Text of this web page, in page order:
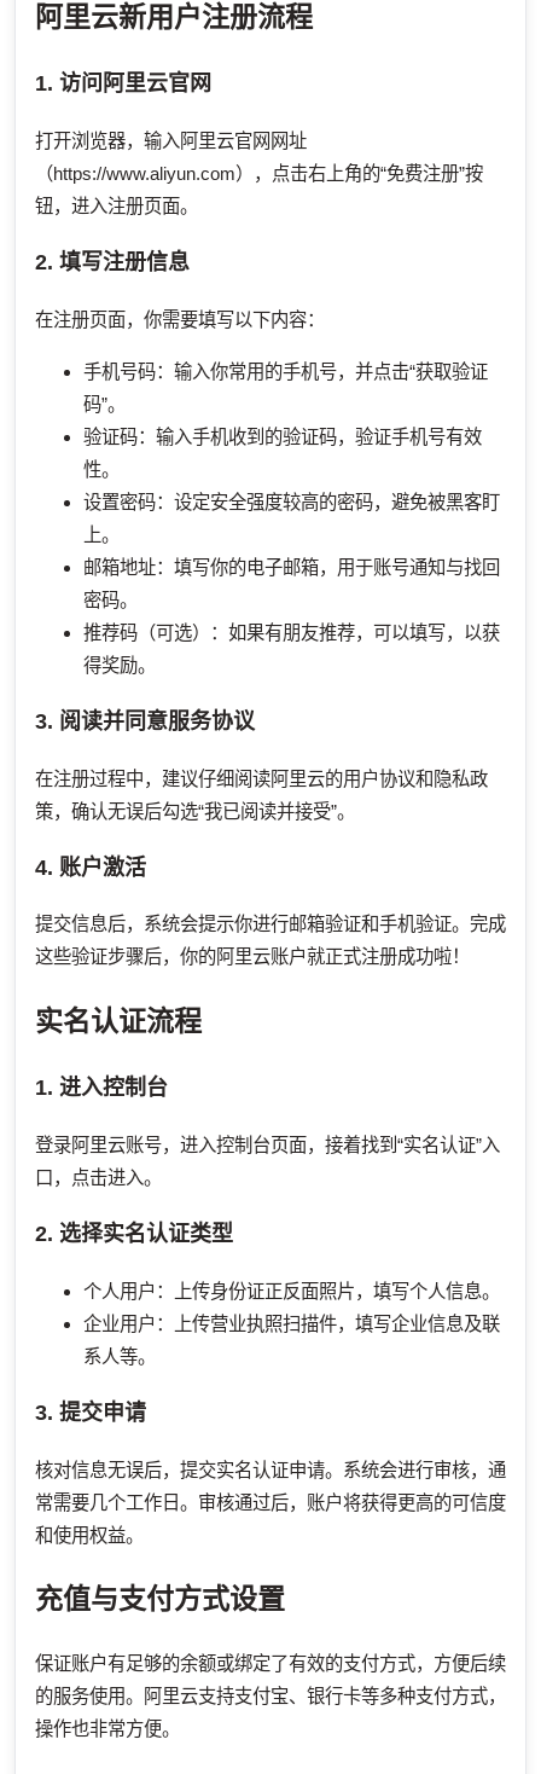
阿里云新用户注册流程
1. 访问阿里云官网
打开浏览器，输入阿里云官网网址
（https://www.aliyun.com），点击右上角的“免费注册”按
钮，进入注册页面。
2. 填写注册信息
在注册页面，你需要填写以下内容：
手机号码：输入你常用的手机号，并点击“获取验证
码”。
验证码：输入手机收到的验证码，验证手机号有效
性。
设置密码：设定安全强度较高的密码，避免被黑客盯
上。
邮箱地址：填写你的电子邮箱，用于账号通知与找回
密码。
推荐码（可选）：如果有朋友推荐，可以填写，以获
得奖励。
3. 阅读并同意服务协议
在注册过程中，建议仔细阅读阿里云的用户协议和隐私政
策，确认无误后勾选“我已阅读并接受”。
4. 账户激活
提交信息后，系统会提示你进行邮箱验证和手机验证。完成
这些验证步骤后，你的阿里云账户就正式注册成功啦！
实名认证流程
1. 进入控制台
登录阿里云账号，进入控制台页面，接着找到“实名认证”入
口，点击进入。
2. 选择实名认证类型
个人用户：上传身份证正反面照片，填写个人信息。
企业用户：上传营业执照扫描件，填写企业信息及联
系人等。
3. 提交申请
核对信息无误后，提交实名认证申请。系统会进行审核，通
常需要几个工作日。审核通过后，账户将获得更高的可信度
和使用权益。
充值与支付方式设置
保证账户有足够的余额或绑定了有效的支付方式，方便后续
的服务使用。阿里云支持支付宝、银行卡等多种支付方式，
操作也非常方便。